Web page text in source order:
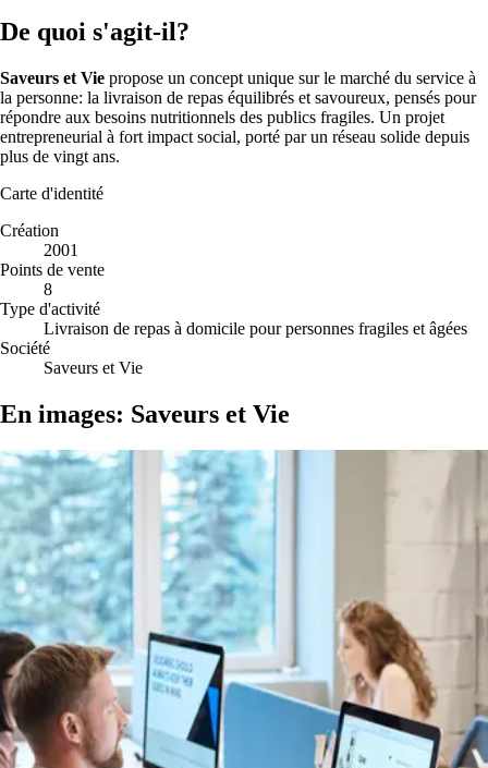
De quoi s'agit-il?
Saveurs et Vie propose un concept unique sur le marché du service à
la personne: la livraison de repas équilibrés et savoureux, pensés pour
répondre aux besoins nutritionnels des publics fragiles. Un projet
entrepreneurial à fort impact social, porté par un réseau solide depuis
plus de vingt ans.
Carte d'identité
Création
2001
Points de vente
8
Type d'activité
Livraison de repas à domicile pour personnes fragiles et âgées
Société
Saveurs et Vie
En images: Saveurs et Vie